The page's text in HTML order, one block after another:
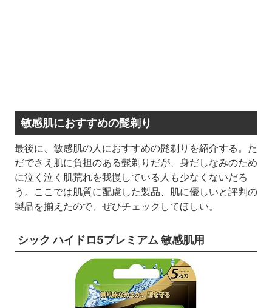
敏感肌におすすめの髭剃り
最後に、敏感肌の人におすすめの髭剃りを紹介する。た
だでさえ肌に負担のある髭剃りだが、身だしなみのため
に泣く泣く肌荒れを我慢している人も少なくないだろ
う。ここでは肌質に配慮した製品、肌に優しいと評判の
製品を揃えたので、ぜひチェックしてほしい。
シック ハイドロ5プレミアム 敏感肌用